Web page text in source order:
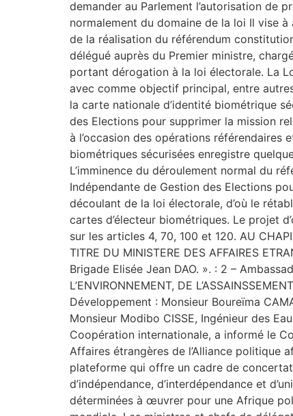
demander au Parlement l’autorisation de
normalement du domaine de la loi Il vise
de la réalisation du référendum
délégué auprès du Premier ministre,
portant dérogation à la loi électorale. La
avec comme objectif principal, entre
la carte nationale d’identité biométrique
des Elections pour supprimer la mission
à l’occasion des opérations référendaires
biométriques sécurisées enregistre
L’imminence du déroulement normal du
Indépendante de Gestion des Elections
découlant de la loi électorale, d’où le
cartes d’électeur biométriques. Le projet
sur les articles 4, 70, 100 et 120. AU
TITRE DU MINISTERE DES AFFAIRES
Brigade Elisée Jean DAO. ». : 2 –
L’ENVIRONNEMENT, DE
Développement : Monsieur Boureïma
Monsieur Modibo CISSE, Ingénieur des
Coopération internationale, a informé le
Affaires étrangères de l’Alliance politique
plateforme qui offre un cadre de
d’indépendance, d’interdépendance et
déterminées à œuvrer pour une Afrique